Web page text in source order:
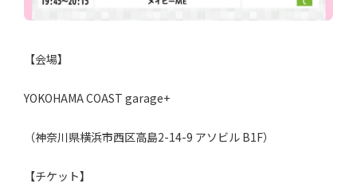
【会場】
YOKOHAMA COAST garage+
（神奈川県横浜市西区高島2-14-9 アソビル B1F）
【チケット】